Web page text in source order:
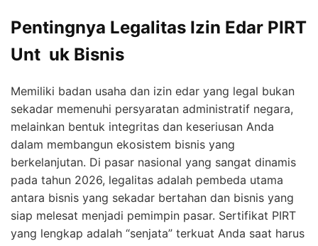
Pentingnya Legalitas Izin Edar PIRT
Unt uk Bisnis
Memiliki badan usaha dan izin edar yang legal bukan
sekadar memenuhi persyaratan administratif negara,
melainkan bentuk integritas dan keseriusan Anda
dalam membangun ekosistem bisnis yang
berkelanjutan. Di pasar nasional yang sangat dinamis
pada tahun 2026, legalitas adalah pembeda utama
antara bisnis yang sekadar bertahan dan bisnis yang
siap melesat menjadi pemimpin pasar. Sertifikat PIRT
yang lengkap adalah “senjata” terkuat Anda saat harus